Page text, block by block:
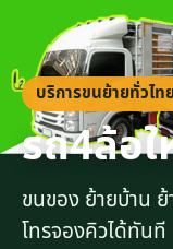
บริการขนย้ายทั่วไท
รถ4ล้อ
ขนของ ย้ายบ้าน
โทรจองคิวได้ทันที